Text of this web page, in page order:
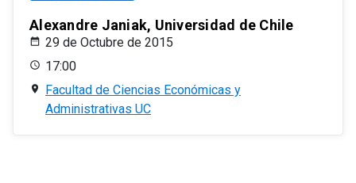
Alexandre Janiak, Universidad de Chile
29 de Octubre de 2015
17:00
Facultad de Ciencias Económicas y
Administrativas UC